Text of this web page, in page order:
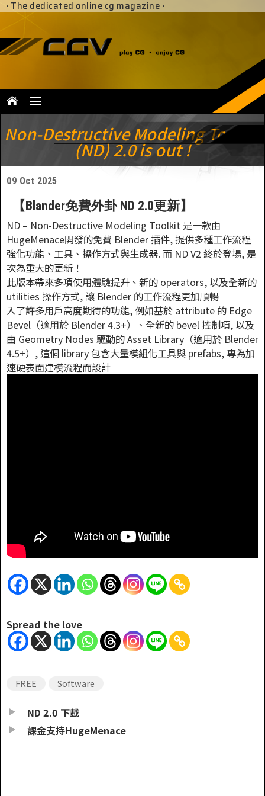
· The dedicated online cg magazine ·
Non-Destructive Modeling Toolkit
(ND) 2.0 is out !
09 Oct 2025
【Blander免費外卦 ND 2.0更新】
ND – Non-Destructive Modeling Toolkit 是一款由
HugeMenace開發的免費 Blender 插件, 提供多種工作流程
強化功能、工具、操作方式與生成器. 而 ND V2 終於登場, 是
次為重大的更新！
此版本帶來多項使用體驗提升、新的 operators, 以及全新的
utilities 操作方式, 讓 Blender 的工作流程更加順暢
入了許多用戶高度期待的功能, 例如基於 attribute 的 Edge
Bevel（適用於 Blender 4.3+）、全新的 bevel 控制項, 以及
由 Geometry Nodes 驅動的 Asset Library（適用於 Blender
4.5+）, 這個 library 包含大量模組化工具與 prefabs, 專為加
速硬表面建模流程而設計
Spread the love
FREE Software
ND 2.0 下載
課金支持HugeMenace